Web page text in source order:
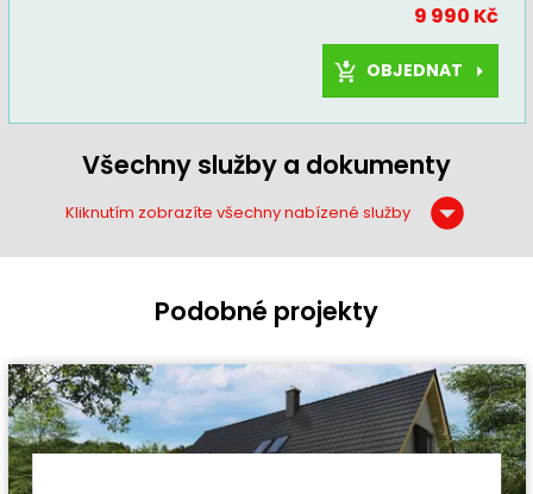
9 990 Kč
OBJEDNAT
Všechny služby a dokumenty
Kliknutím zobrazíte všechny nabízené služby
Podobné projekty